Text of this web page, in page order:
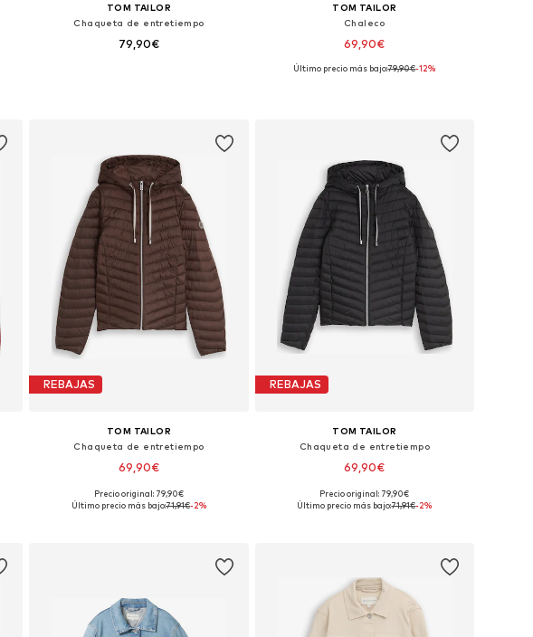
TOM TAILOR
Chaqueta de entretiempo
79,90€
TOM TAILOR
Chaleco
69,90€
Tallas disponibles: XS, S, M, L, XL, XXL
Último precio más bajo:79,90€-12%
REBAJAS
TOM TAILOR
Chaqueta de entretiempo
69,90€
Tallas disponibles: XS, S, M, L, XL, XXL
Precio original: 79,90€
Último precio más bajo:71,91€-2%
REBAJAS
TOM TAILOR
Chaqueta de entretiempo
69,90€
Tallas disponibles: XS, S, M, L, XL, XXL
Precio original: 79,90€
Último precio más bajo:71,91€-2%